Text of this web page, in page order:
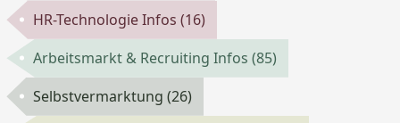
HR-Technologie Infos(16)
Arbeitsmarkt & Recruiting Infos(85)
Selbstvermarktung(26)